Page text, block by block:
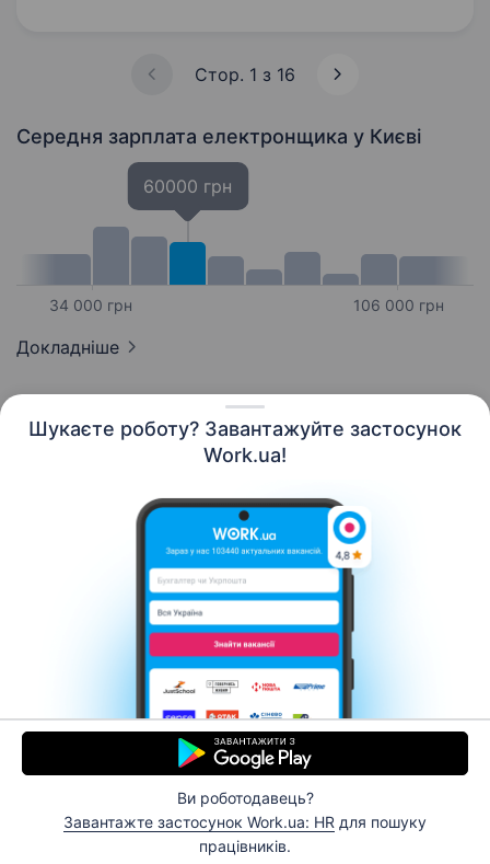
Шукаєте роботу? Завантажуйте застосунок
Work.ua!
Ви роботодавець?
Завантажте застосунок Work.ua: HR для пошуку
працівників.
Стор. 1 з 16
Середня зарплата електронщика у Києві
34 000 грн
60000 грн
106 000 грн
Докладніше
Контакти Про нас
Кар’єра
Допомога Умови використання
© 2006–2026 Work.ua. Сервіс пошуку роботи №1 в